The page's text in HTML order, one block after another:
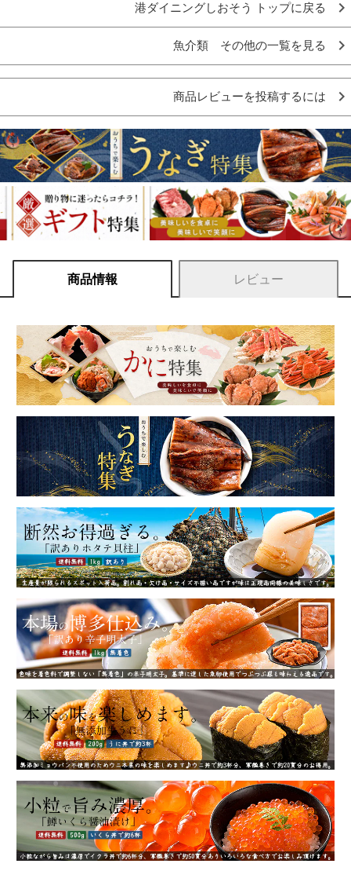
港ダイニングしおそう トップに戻る
魚介類 その他の一覧を見る
商品レビューを投稿するには
商品情報 レビュー